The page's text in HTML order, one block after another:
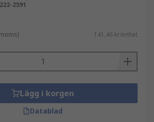
222-2591
141,46 kr/enhet
Lägg i korgen
Datablad